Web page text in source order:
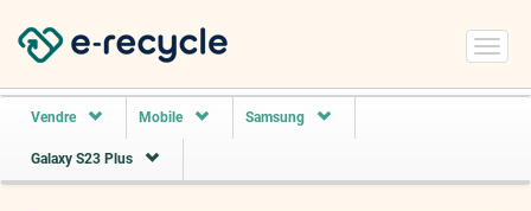
Vendre Mobile Samsung
Galaxy S23 Plus